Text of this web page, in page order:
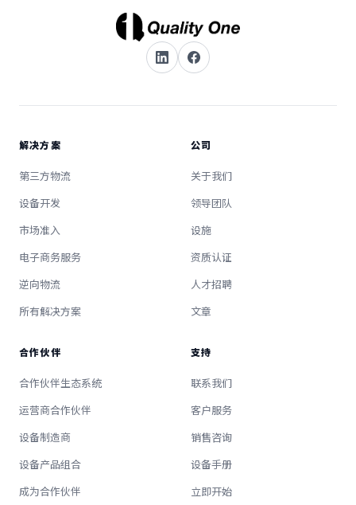
解决方案
第三方物流
设备开发
市场准入
电子商务服务
逆向物流
所有解决方案
公司
关于我们
领导团队
设施
资质认证
人才招聘
文章
合作伙伴
合作伙伴生态系统
运营商合作伙伴
设备制造商
设备产品组合
成为合作伙伴
支持
联系我们
客户服务
销售咨询
设备手册
立即开始